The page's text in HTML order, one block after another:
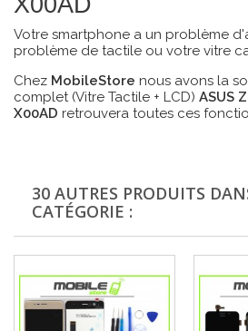
Votre smartphone a un problème
problème de tactile ou votre vitre
Chez MobileStore nous avons la
complet (Vitre Tactile + LCD) ASUS
X00AD retrouvera toutes ces
30 AUTRES PRODUITS
CATÉGORIE :